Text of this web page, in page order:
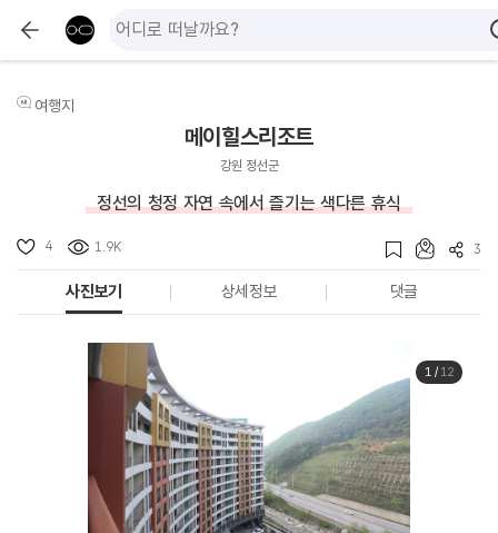
여행지
메이힐스리조트
강원 정선군
정선의 청정 자연 속에서 즐기는 색다른 휴식
4 1.9K 3
사진보기 상세정보 댓글
1/ 12